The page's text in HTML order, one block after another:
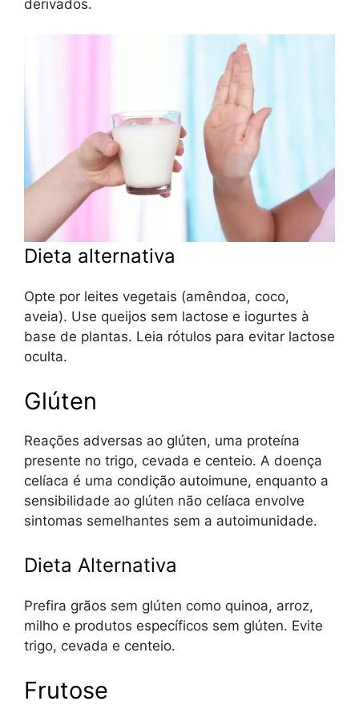
derivados.
Dieta alternativa
Opte por leites vegetais (amêndoa, coco,
aveia). Use queijos sem lactose e iogurtes à
base de plantas. Leia rótulos para evitar lactose
oculta.
Glúten
Reações adversas ao glúten, uma proteína
presente no trigo, cevada e centeio. A doença
celíaca é uma condição autoimune, enquanto a
sensibilidade ao glúten não celíaca envolve
sintomas semelhantes sem a autoimunidade.
Dieta Alternativa
Prefira grãos sem glúten como quinoa, arroz,
milho e produtos específicos sem glúten. Evite
trigo, cevada e centeio.
Frutose